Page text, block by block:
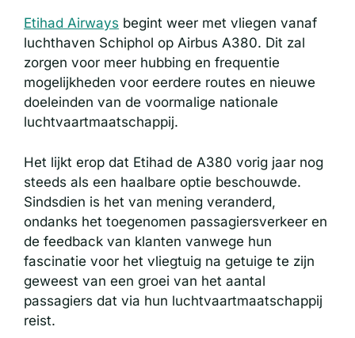
Etihad Airways begint weer met vliegen vanaf
luchthaven Schiphol op Airbus A380. Dit zal
zorgen voor meer hubbing en frequentie
mogelijkheden voor eerdere routes en nieuwe
doeleinden van de voormalige nationale
luchtvaartmaatschappij.
Het lijkt erop dat Etihad de A380 vorig jaar nog
steeds als een haalbare optie beschouwde.
Sindsdien is het van mening veranderd,
ondanks het toegenomen passagiersverkeer en
de feedback van klanten vanwege hun
fascinatie voor het vliegtuig na getuige te zijn
geweest van een groei van het aantal
passagiers dat via hun luchtvaartmaatschappij
reist.